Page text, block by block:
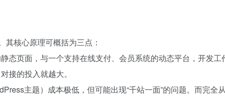
其核心原理可概括为三点：
态页面，与一个支持在线支付、会员系统的动态平台，开发工
接的投入就越大。
主题）成本极低，但可能出现“千站一面”的问题。而完全